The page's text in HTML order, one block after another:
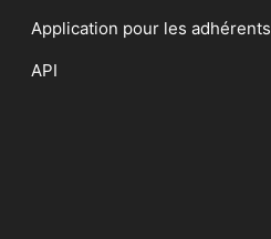
Application pour les adhérents
API